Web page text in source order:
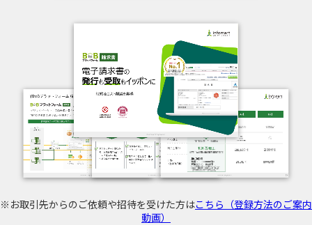
※お取引先からのご依頼や招待を受けた方はこちら（登録方法のご案内
動画）